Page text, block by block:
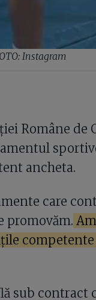
Instagram
Române de
ancheta.
care
promovăm.
sub contract